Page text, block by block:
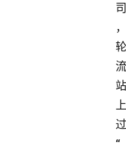
司
，
轮
流
站
上
过
“